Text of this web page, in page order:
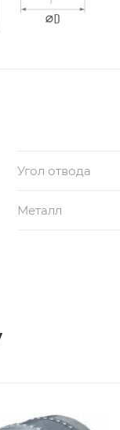
Угол отвода
Металл